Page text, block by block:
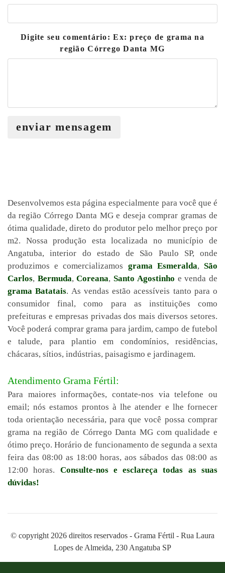
Digite seu comentário: Ex: preço de grama na
região Córrego Danta MG
enviar mensagem
Desenvolvemos esta página especialmente para você que é
da região Córrego Danta MG e deseja comprar gramas de
ótima qualidade, direto do produtor pelo melhor preço por
m2. Nossa produção esta localizada no município de
Angatuba, interior do estado de São Paulo SP, onde
produzimos e comercializamos grama Esmeralda,São
Carlos, Bermuda,Coreana,Santo Agostinho e venda de
grama Batatais. As vendas estão acessíveis tanto para o
consumidor final, como para as instituições como
prefeituras e empresas privadas dos mais diversos setores.
Você poderá comprar grama para jardim, campo de futebol
e talude, para plantio em condomínios, residências,
chácaras, sítios, indústrias, paisagismo e jardinagem.
Atendimento Grama Fértil:
Para maiores informações, contate-nos via telefone ou
email; nós estamos prontos à lhe atender e lhe fornecer
toda orientação necessária, para que você possa comprar
grama na região de Córrego Danta MG com qualidade e
ótimo preço. Horário de funcionamento de segunda a sexta
feira das 08:00 as 18:00 horas, aos sábados das 08:00 as
12:00 horas. Consulte-nos e esclareça todas as suas
dúvidas!
© copyright 2026 direitos reservados - Grama Fértil - Rua Laura
Lopes de Almeida, 230 Angatuba SP